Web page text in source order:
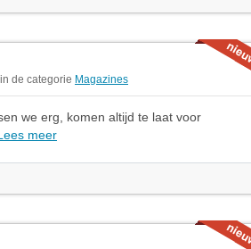
in de categorie Magazines
we erg, komen altijd te laat voor
meer